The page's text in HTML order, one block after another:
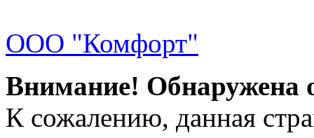
ООО "Комфорт"
Внимание! Обнаружена
К сожалению, данная